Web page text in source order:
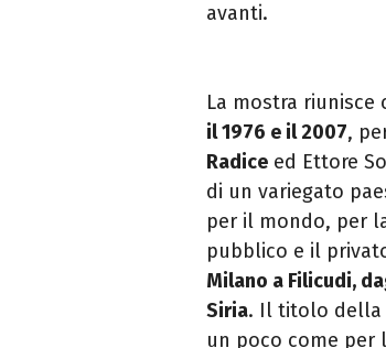
avanti.
La mostra riunisce
il 1976 e il 2007,
Radice ed Ettore
di un variegato
per il mondo, per
pubblico e il
Milano a Filicudi,
Siria. Il titolo della
un poco come per